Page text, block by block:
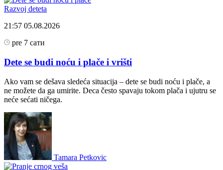
Razvoj deteta
21:57 05.08.2026
pre 7 сати
Dete se budi noću i plače i vrišti
Ako vam se dešava sledeća situacija – dete se budi noću i plače, a
ne možete da ga umirite. Deca često spavaju tokom plača i ujutru se
neće sećati ničega.
Tamara Petkovic